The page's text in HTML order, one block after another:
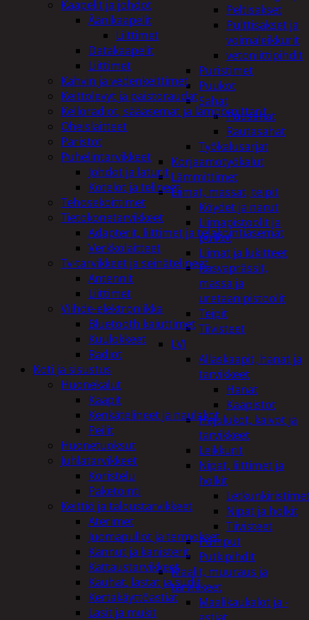
Peltisakset
Pulttisakset ja
voimaleikkurit
vetoniittipihdit
Puristimet
Puukot
Sahat
Puusahat
Rautasahat
Työkalusarjat
Korjaamotyökalut
Lämmittimet
Liimat, massat, teipit
Köydet ja narut
Liimapistoolit ja
puikot
Liimat ja lukitteet
Rasvaprässit,
massa ja
uretaanipistoolit
Teipit
Tiivisteet
LVI
Allaskaapit, hanat ja
tarvikkeet
Hanat
Kaapistot
Hajulukot, kaivot ja
tarvikkeet
Leikkurit
Nipat, liittimet ja
holkit
Nipat ja holkit
Tiivisteet
Pumput
Putkipihdit
Maalit, muuraus ja
tarvikkeet
Maalikaukalot ja -
Kaapelit ja johdot
Äänikaapelit
Liittimet
Datakaapelit
Liittimet
Kahvin ja vedenkeittimet
Keittolevyt ja paistoraudat
Kelloradiot, sääasemat ja lämpömittarit
Oheislaitteet
Paristot
Puhelintarvikkeet
Johdot ja laturit
Kotelot ja telineet
Tehosekoittimet
Tietokonetarvikkeet
Adapterit, liittimet ja telakointiasemat
Verkkolaitteet
Tv-tarvikkeet ja seinätelineet
Antennit
Liittimet
Viihde-elektroniikka
Bluetooth kaiuttimet
Kuulokkeet
Radiot
Koti ja sisustus
Huonekalut
Kaapit
Kenkätelineet ja naulakot
Peilit
Huonetuoksut
Juhlatarvikkeet
Koristelu
Paketointi
Keittiö ja taloustarvikkeet
Aterimet
Juomapullot ja termokset
Kannut ja kanisterit
Kattaustarvikkeet
Kauhat, lastat ja sudit
Kertakäyttöastiat
Lasit ja mukit